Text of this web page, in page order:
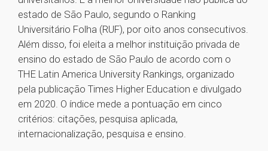
estado de São Paulo, segundo o Ranking
Universitário Folha (RUF), por oito anos consecutivos.
Além disso, foi eleita a melhor instituição privada de
ensino do estado de São Paulo de acordo com o
THE Latin America University Rankings, organizado
pela publicação Times Higher Education e divulgado
em 2020. O índice mede a pontuação em cinco
critérios: citações, pesquisa aplicada,
internacionalização, pesquisa e ensino.